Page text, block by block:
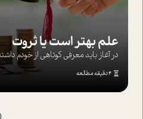
علم بهتر است یا ثروت
در آغاز باید معرفی کوتاهی از خودم
4 دقیقه مطالعه